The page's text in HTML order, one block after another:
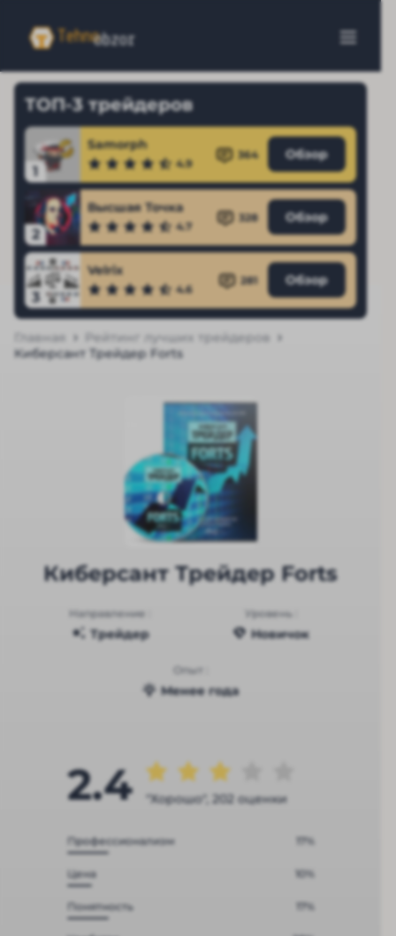
ТОП-3 трейдеров
1
Samorph
4.9
364 Обзор
2
Высшая Точка
4.7
328 Обзор
3
Velrix
4.6
281 Обзор
Главная
Рейтинг лучших трейдеров
Киберсант Трейдер Forts
Киберсант Трейдер Forts
Направление :
Трейдер
Уровень :
Новичок
Опыт :
Менее года
2.4 "Хорошо", 202 оценки
Профессионализм 17%
Цена 10%
Понятность 17%